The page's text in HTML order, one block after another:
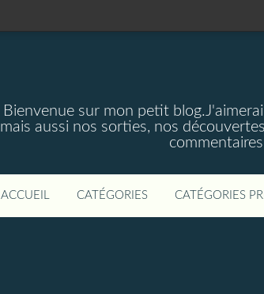
Bienvenue sur mon petit
mais aussi nos sorties, nos
ACCUEIL CATÉGORIES CATÉGORIES